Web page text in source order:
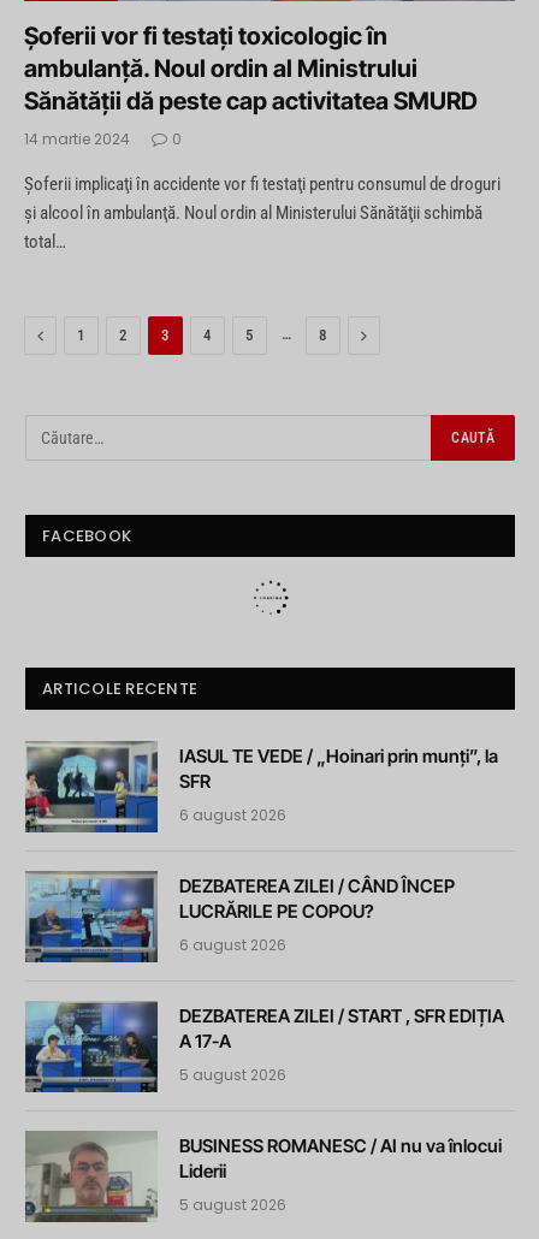
Şoferii vor fi testaţi toxicologic în
ambulanţă. Noul ordin al Ministrului
Sănătăţii dă peste cap activitatea SMURD
14 martie 2024 0
Şoferii implicaţi în accidente vor fi testaţi pentru consumul de droguri
şi alcool în ambulanţă. Noul ordin al Ministerului Sănătăţii schimbă
total…
Previous
1 2 3 4 5 … 8 Next
FACEBOOK
ARTICOLE RECENTE
IASUL TE VEDE / „Hoinari prin munți”, la
SFR
6 august 2026
DEZBATEREA ZILEI / CÂND ÎNCEP
LUCRĂRILE PE COPOU?
6 august 2026
DEZBATEREA ZILEI / START , SFR EDIȚIA
A 17-A
5 august 2026
BUSINESS ROMANESC / AI nu va înlocui
Liderii
5 august 2026